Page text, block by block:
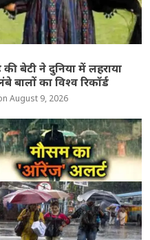
बेटी ने दुनिया में लहराया
का विश्व रिकॉर्ड
August 9, 2026